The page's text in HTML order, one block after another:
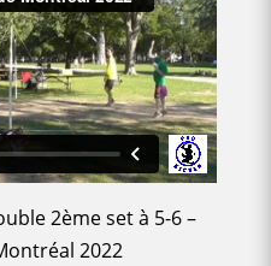
2ème set à 5-6 –
2022